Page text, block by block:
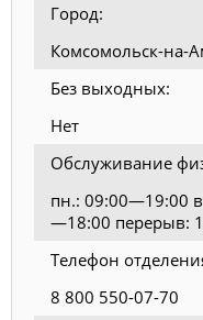
Город:
Комсомольск-на-
Без выходных:
Нет
Обслуживание
пн.: 09:00—19:00
—18:00 перерыв:
Телефон
8 800 550-07-70